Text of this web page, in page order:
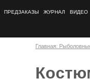
ПРЕДЗАКАЗЫ ЖУРНАЛ ВИДЕО
Главная: